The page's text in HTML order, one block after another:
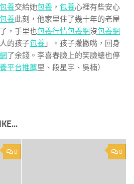
包養交給她包養 ， 包養心裡有些安心
包養此刻，他家里住了幾十年的老屋
，手里也包養行情包養網沒包養網
的孩子包養 」。孩子撇撇嘴，回身
了余錢。李喜春臉上的笑臉總也停
平台推薦里、段星宇、吳楠）
0 0